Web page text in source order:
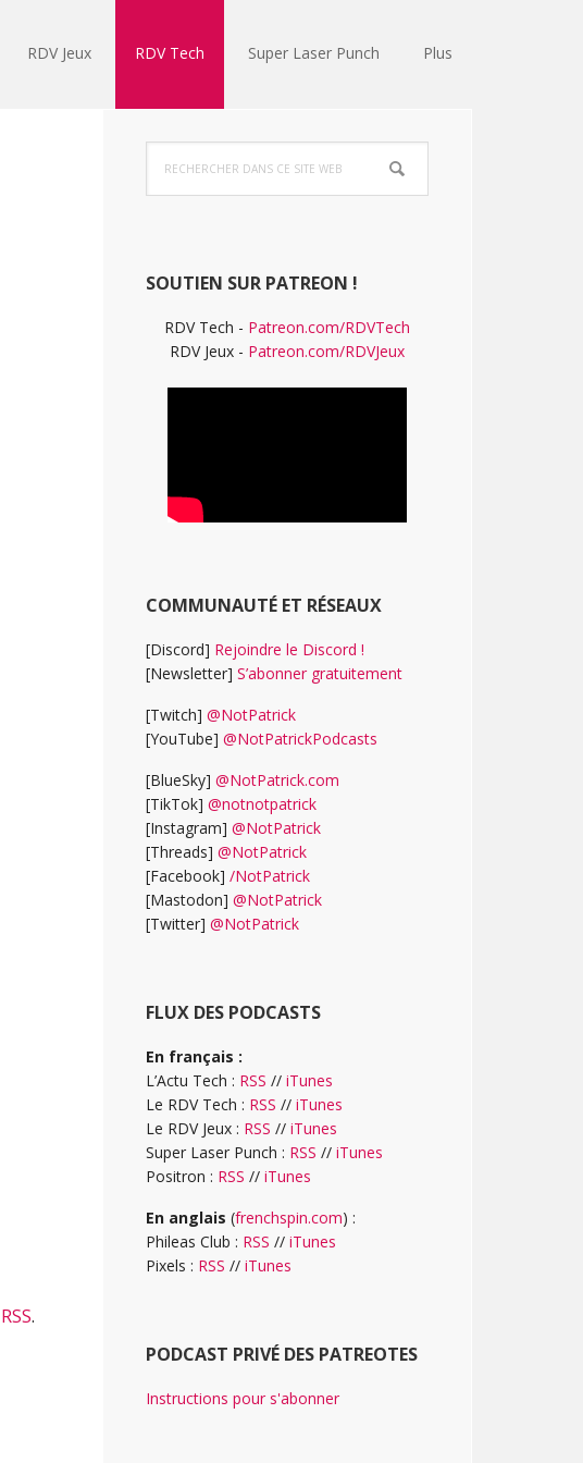
RDV Jeux RDV Tech Super Laser Punch Plus
RSS.
Barre
latérale
dans
ce
SOUTIEN SUR PATREON !
RDV Tech - Patreon.com/RDVTech
RDV Jeux - Patreon.com/RDVJeux
COMMUNAUTÉ ET RÉSEAUX
[Discord] Rejoindre le Discord !
[Newsletter] S’abonner gratuitement
[Twitch] @NotPatrick
[YouTube] @NotPatrickPodcasts
[BlueSky] @NotPatrick.com
[TikTok] @notnotpatrick
[Instagram] @NotPatrick
[Threads] @NotPatrick
[Facebook] /NotPatrick
[Mastodon] @NotPatrick
[Twitter] @NotPatrick
FLUX DES PODCASTS
En français :
L’Actu Tech : RSS // iTunes
Le RDV Tech : RSS // iTunes
Le RDV Jeux : RSS // iTunes
Super Laser Punch : RSS // iTunes
Positron : RSS // iTunes
En anglais (frenchspin.com) :
Phileas Club : RSS // iTunes
Pixels : RSS // iTunes
PODCAST PRIVÉ DES PATREOTES
Instructions pour s'abonner